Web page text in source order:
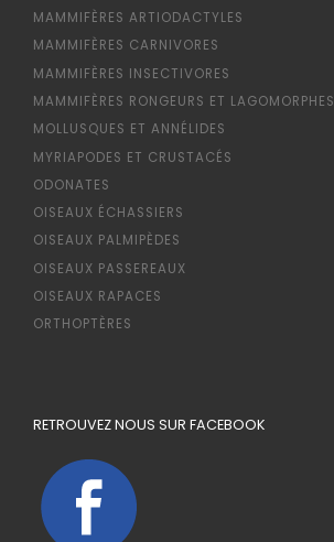
MAMMIFÈRES ARTIODACTYLES
MAMMIFÈRES CARNIVORES
MAMMIFÈRES INSECTIVORES
MAMMIFÈRES RONGEURS ET LAGOMORPHES
MOLLUSQUES ET ANNÉLIDES
MYRIAPODES ET CRUSTACÉS
ODONATES
OISEAUX ÉCHASSIERS
OISEAUX PALMIPÈDES
OISEAUX PASSEREAUX
OISEAUX RAPACES
ORTHOPTÈRES
RETROUVEZ NOUS SUR FACEBOOK